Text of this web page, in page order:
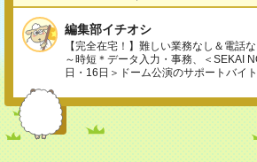
編集部イチオシ
【完全在宅！】難しい業務なし＆電話
～時短＊データ入力・事務、＜SEKAI
日・16日＞ドーム公演のサポートバイ